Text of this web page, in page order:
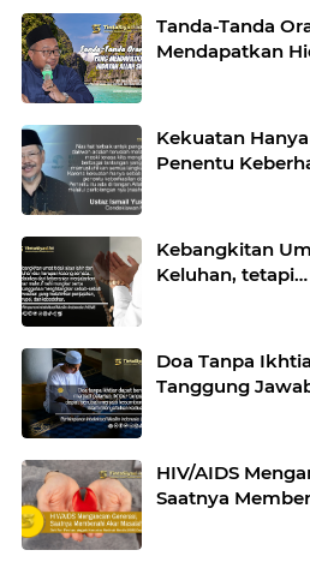
Tanda-Tanda
Mendapatkan
Kekuatan
Penentu
Kebangkitan
Keluhan, tetapi…
Doa Tanpa
Tanggung
HIV/AIDS
Saatnya